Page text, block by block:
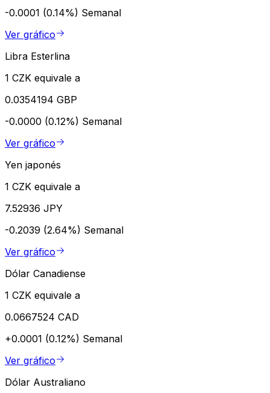
-0.0001 (0.14%) Semanal
Ver gráfico
Libra Esterlina
1 CZK equivale a
0.0354194 GBP
-0.0000 (0.12%) Semanal
Ver gráfico
Yen japonés
1 CZK equivale a
7.52936 JPY
-0.2039 (2.64%) Semanal
Ver gráfico
Dólar Canadiense
1 CZK equivale a
0.0667524 CAD
+0.0001 (0.12%) Semanal
Ver gráfico
Dólar Australiano